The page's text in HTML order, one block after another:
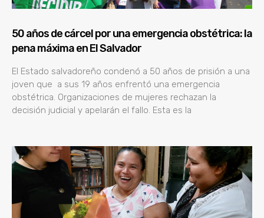
50 años de cárcel por una emergencia obstétrica: la
pena máxima en El Salvador
El Estado salvadoreño condenó a 50 años de prisión a una
joven que a sus 19 años enfrentó una emergencia
obstétrica. Organizaciones de mujeres rechazan la
decisión judicial y apelarán el fallo. Esta es la